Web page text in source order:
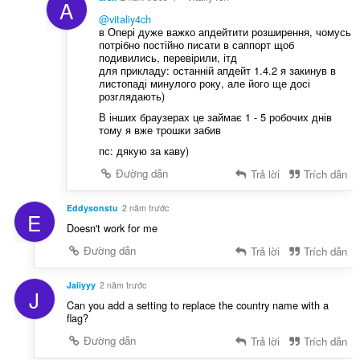
A
@vitaliy4ch
в Опері дуже важко апдейтити розширення, чомусь
потрібно постійно писати в саппорт щоб
подивились, перевірили, ітд
для прикладу: останній апдейт 1.4.2 я закинув в
листопаді минулого року, але його ще досі
розглядають)
В інших браузерах це займає 1 - 5 робочих днів
тому я вже трошки забив
пс: дякую за каву)
Đường dẫn
Trả lời Trích dẫn
E Eddysonstu 2 năm trước
Doesn't work for me
Đường dẫn
Trả lời Trích dẫn
J Jaiiyyy 2 năm trước
Can you add a setting to replace the country name with a
flag?
Đường dẫn
Trả lời Trích dẫn